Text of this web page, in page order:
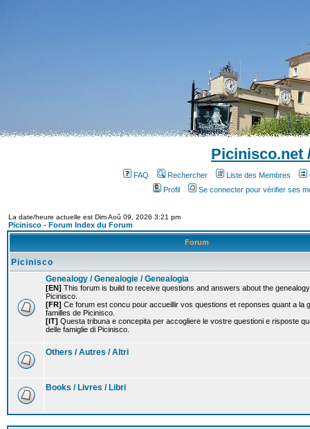
Picinisco.net
FAQ Rechercher Liste des Membres
Profil
Se connecter pour vérifier ses
La date/heure actuelle est Dim Aoû 09, 2026 3:21 pm
Picinisco - Forum Index du Forum
Forum
Picinisco
Genealogy / Genealogie / Genealogia
[EN] This forum is build to receive questions and answers about the
Picinisco.
[FR] Ce forum est concu pour accueillir vos questions et reponses quant a la
familles de Picinisco.
[IT] Questa tribuna e concepita per accogliere le vostre questioni e risposte
delle famiglie di Picinisco.
Others / Autres / Altri
Books / Livres / Libri